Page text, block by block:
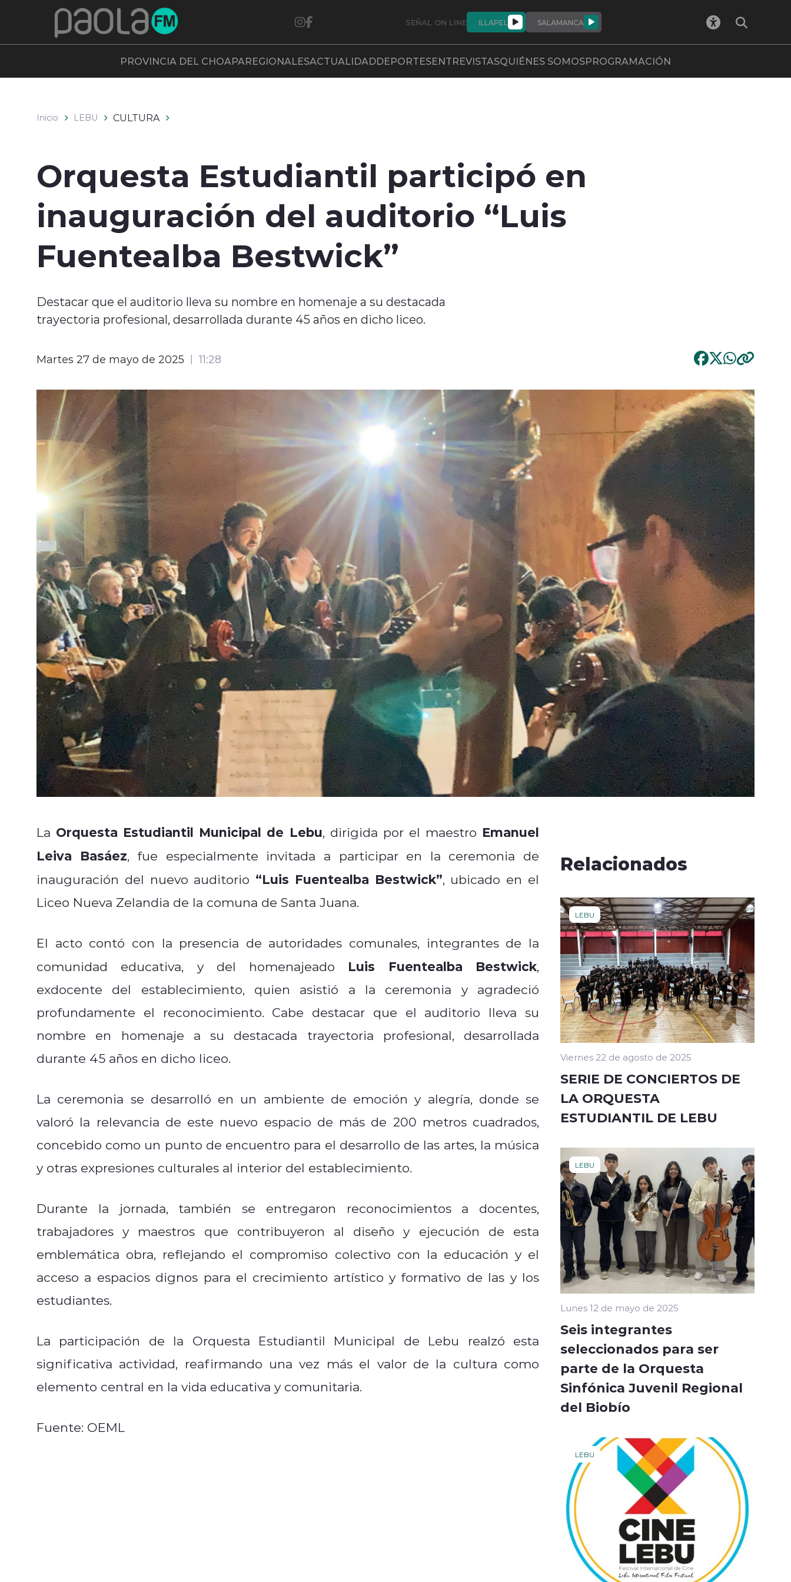
SEÑAL ON LINE ILLAPEL SALAMANCA
PROVINCIA DEL CHOAPAREGIONALESACTUALIDADDEPORTESENTREVISTASQUIÉNES SOMOSPROGRAMACIÓN
Inicio LEBU CULTURA
Orquesta Estudiantil participó en
inauguración del auditorio “Luis
Fuentealba Bestwick”
Destacar que el auditorio lleva su nombre en homenaje a su destacada
trayectoria profesional, desarrollada durante 45 años en dicho liceo.
Martes 27 de mayo de 2025 11:28
La Orquesta Estudiantil Municipal de Lebu, dirigida por el maestro Emanuel
Leiva Basáez, fue especialmente invitada a participar en la ceremonia de
inauguración del nuevo auditorio “Luis Fuentealba Bestwick”, ubicado en el
Liceo Nueva Zelandia de la comuna de Santa Juana.
El acto contó con la presencia de autoridades comunales, integrantes de la
comunidad educativa, y del homenajeado Luis Fuentealba Bestwick,
exdocente del establecimiento, quien asistió a la ceremonia y agradeció
profundamente el reconocimiento. Cabe destacar que el auditorio lleva su
nombre en homenaje a su destacada trayectoria profesional, desarrollada
durante 45 años en dicho liceo.
La ceremonia se desarrolló en un ambiente de emoción y alegría, donde se
valoró la relevancia de este nuevo espacio de más de 200 metros cuadrados,
concebido como un punto de encuentro para el desarrollo de las artes, la música
y otras expresiones culturales al interior del establecimiento.
Durante la jornada, también se entregaron reconocimientos a docentes,
trabajadores y maestros que contribuyeron al diseño y ejecución de esta
emblemática obra, reflejando el compromiso colectivo con la educación y el
acceso a espacios dignos para el crecimiento artístico y formativo de las y los
estudiantes.
La participación de la Orquesta Estudiantil Municipal de Lebu realzó esta
significativa actividad, reafirmando una vez más el valor de la cultura como
elemento central en la vida educativa y comunitaria.
Fuente: OEML
Relacionados
LEBU
Viernes 22 de agosto de 2025
SERIE DE CONCIERTOS DE
LA ORQUESTA
ESTUDIANTIL DE LEBU
LEBU
Lunes 12 de mayo de 2025
Seis integrantes
seleccionados para ser
parte de la Orquesta
Sinfónica Juvenil Regional
del Biobío
LEBU